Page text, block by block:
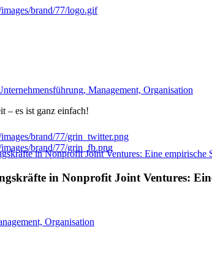
Management, Organisation
– es ist ganz einfach!
in Nonprofit Joint Ventures:
Organisation